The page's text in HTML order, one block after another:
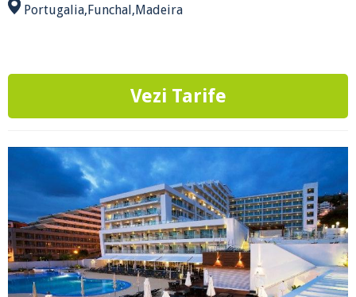
Portugalia, Funchal , Madeira
Vezi Tarife